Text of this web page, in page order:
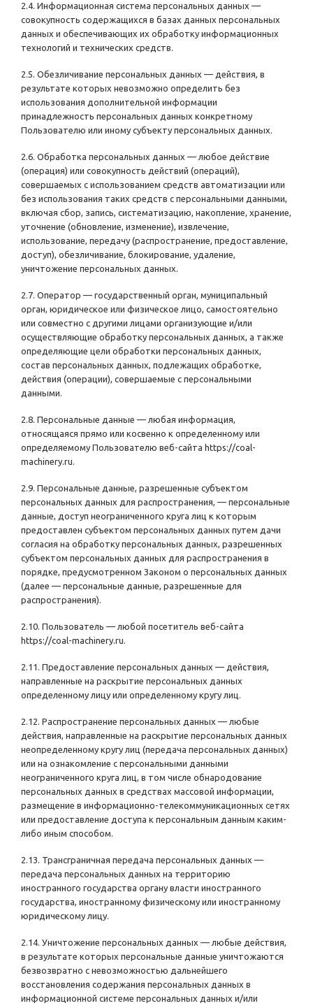
2.4. Информационная система персональных данных —
совокупность содержащихся в базах данных персональных
данных и обеспечивающих их обработку информационных
технологий и технических средств.
2.5. Обезличивание персональных данных — действия, в
результате которых невозможно определить без
использования дополнительной информации
принадлежность персональных данных конкретному
Пользователю или иному субъекту персональных данных.
2.6. Обработка персональных данных — любое действие
(операция) или совокупность действий (операций),
совершаемых с использованием средств автоматизации или
без использования таких средств с персональными данными,
включая сбор, запись, систематизацию, накопление, хранение,
уточнение (обновление, изменение), извлечение,
использование, передачу (распространение, предоставление,
доступ), обезличивание, блокирование, удаление,
уничтожение персональных данных.
2.7. Оператор — государственный орган, муниципальный
орган, юридическое или физическое лицо, самостоятельно
или совместно с другими лицами организующие и/или
осуществляющие обработку персональных данных, а также
определяющие цели обработки персональных данных,
состав персональных данных, подлежащих обработке,
действия (операции), совершаемые с персональными
данными.
2.8. Персональные данные — любая информация,
относящаяся прямо или косвенно к определенному или
определяемому Пользователю веб-сайта https://coal-
machinery.ru.
2.9. Персональные данные, разрешенные субъектом
персональных данных для распространения, — персональные
данные, доступ неограниченного круга лиц к которым
предоставлен субъектом персональных данных путем дачи
согласия на обработку персональных данных, разрешенных
субъектом персональных данных для распространения в
порядке, предусмотренном Законом о персональных данных
(далее — персональные данные, разрешенные для
распространения).
2.10. Пользователь — любой посетитель веб-сайта
https://coal-machinery.ru.
2.11. Предоставление персональных данных — действия,
направленные на раскрытие персональных данных
определенному лицу или определенному кругу лиц.
2.12. Распространение персональных данных — любые
действия, направленные на раскрытие персональных данных
неопределенному кругу лиц (передача персональных данных)
или на ознакомление с персональными данными
неограниченного круга лиц, в том числе обнародование
персональных данных в средствах массовой информации,
размещение в информационно-телекоммуникационных сетях
или предоставление доступа к персональным данным каким-
либо иным способом.
2.13. Трансграничная передача персональных данных —
передача персональных данных на территорию
иностранного государства органу власти иностранного
государства, иностранному физическому или иностранному
юридическому лицу.
2.14. Уничтожение персональных данных — любые действия,
в результате которых персональные данные уничтожаются
безвозвратно с невозможностью дальнейшего
восстановления содержания персональных данных в
информационной системе персональных данных и/или